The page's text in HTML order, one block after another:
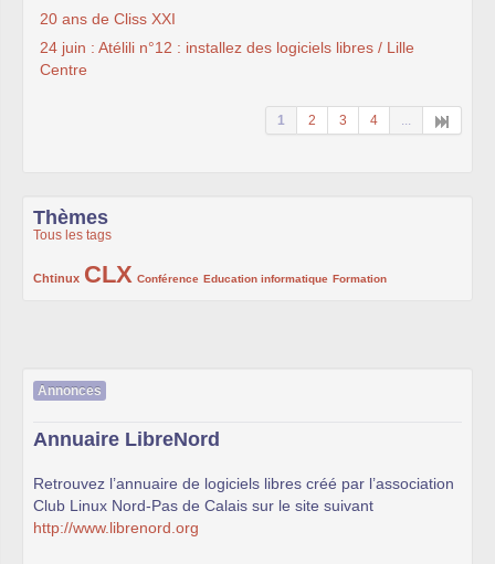
20 ans de Cliss XXI
24 juin : Atélili n°12 : installez des logiciels libres / Lille
Centre
1 2 3 4
Thèmes
Tous les tags
Chtinux
222/1002CLX
1002/1002 Conférence
132/1002 Education informatique
119/1002 Formation
168/1002
Annonces
Annuaire LibreNord
Retrouvez l’annuaire de logiciels libres créé par l’association
Club Linux Nord-Pas de Calais sur le site suivant
http://www.librenord.org